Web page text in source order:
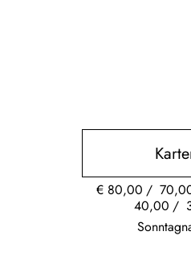
€ 80,00
40,00